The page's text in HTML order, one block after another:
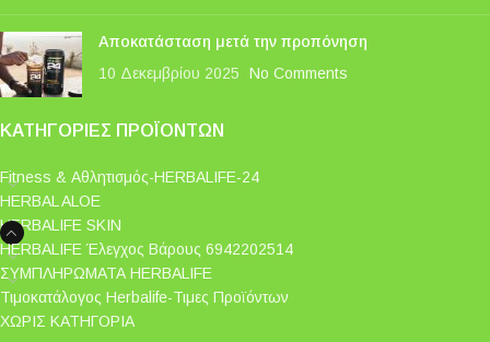
Αποκατάσταση μετά την προπόνηση
10 Δεκεμβρίου 2025
No Comments
ΚΑΤΗΓΟΡΊΕΣ ΠΡΟΪΌΝΤΩΝ
Fitness & Αθλητισμός-HERBALIFE-24
HERBAL ALOE
HERBALIFE SKIN
HERBALIFE Έλεγχος Βάρους 6942202514
ΣΥΜΠΛΗΡΩΜΑΤΑ HERBALIFE
Τιμοκατάλογος Herbalife-Τιμες Προϊόντων
ΧΩΡΙΣ ΚΑΤΗΓΟΡΙΑ